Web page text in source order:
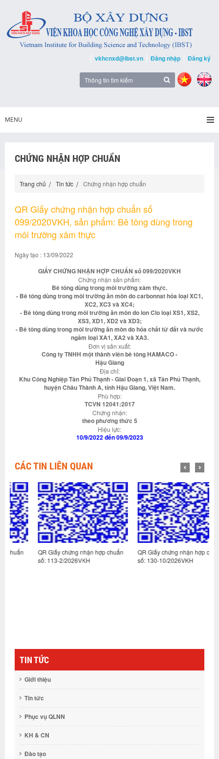
vkhcnxd@ibst.vn Đăng nhập Đăng ký
MENU
CHỨNG NHẬN HỢP CHUẨN
Trang chủ Tin tức Chứng nhận hợp chuẩn
QR Giấy chứng nhận hợp chuẩn số
099/2020VKH, sản phẩm: Bê tông dùng trong
môi trường xâm thực
Ngày tạo : 13/09/2022
GIẤY CHỨNG NHẬN HỢP CHUẨN số 099/2020VKH
Chứng nhận sản phẩm:
Bê tông dùng trong môi trường xâm thực.
- Bê tông dùng trong môi trường ăn mòn do carbonnat hóa loại XC1,
XC2, XC3 và XC4;
- Bê tông dùng trong môi trường ăn mòn do ion Clo loại XS1, XS2,
XS3, XD1, XD2 và XD3;
- Bê tông dùng trong môi trường ăn mòn do hóa chất từ đất và nước
ngầm loại XA1, XA2 và XA3.
Đơn vị sản xuất:
Công ty TNHH một thành viên bê tông HAMACO -
Hậu Giang
Địa chỉ:
Khu Công Nghiệp Tân Phú Thạnh - Giai Đoạn 1, xã Tân Phú Thạnh,
huyện Châu Thành A, tỉnh Hậu Giang, Việt Nam.
Phù hợp:
TCVN 12041:2017
Chứng nhận:
theo phương thức 5
Hiệu lực:
10/9/2022 đến 09/9/2023
CÁC TIN LIÊN QUAN
QR Giấy chứng nhận hợp chuẩn
số: 113-2/2026VKH
QR Giấy chứng nhận hợp chuẩn
số: 130-10/2026VKH
TIN TỨC
Giới thiệu
Tin tức
Phục vụ QLNN
KH & CN
Đào tạo